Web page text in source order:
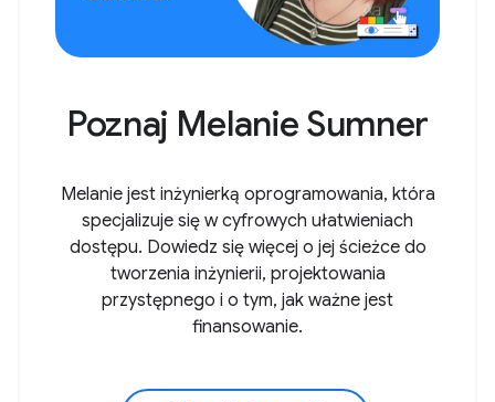
Poznaj Melanie Sumner
Melanie jest inżynierką oprogramowania, która
specjalizuje się w cyfrowych ułatwieniach
dostępu. Dowiedz się więcej o jej ścieżce do
tworzenia inżynierii, projektowania
przystępnego i o tym, jak ważne jest
finansowanie.